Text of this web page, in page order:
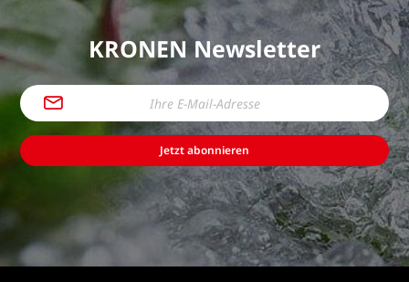
KRONEN Newsletter
Jetzt abonnieren